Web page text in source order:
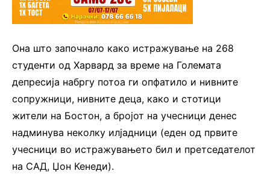
Она што започнало како истражување на 268
студенти од Харвард за време на Големата
депресија набргу потоа ги опфатило и нивните
сопружници, нивните деца, како и стотици
жители на Бостон, а бројот на учесници денес
надминува неколку илјадници (еден од првите
учесници во истражувањето бил и претседателот
на САД, Џон Кенеди).